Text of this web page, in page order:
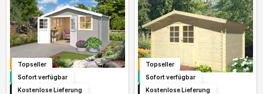
Topseller
Sofort verfügbar
Kostenlose Lieferung
Topseller
Sofort verfügbar
Kostenlose Lieferung